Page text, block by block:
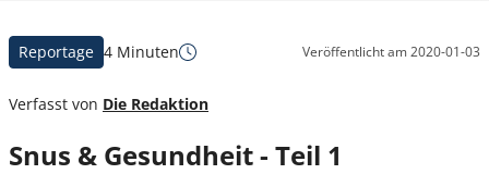
Reportage 4 Minuten Veröffentlicht am2020-01-03
Verfasst von Die Redaktion
Snus & Gesundheit - Teil 1